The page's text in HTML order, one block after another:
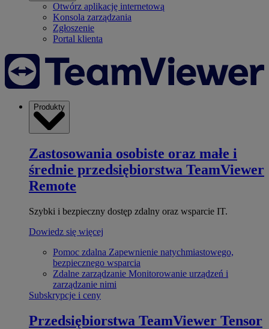
Otwórz aplikację internetową
Konsola zarządzania
Zgłoszenie
Portal klienta
Produkty
Zastosowania osobiste oraz małe i
średnie przedsiębiorstwa TeamViewer
Remote
Szybki i bezpieczny dostęp zdalny oraz wsparcie IT.
Dowiedz się więcej
Pomoc zdalna Zapewnienie natychmiastowego,
bezpiecznego wsparcia
Zdalne zarządzanie Monitorowanie urządzeń i
zarządzanie nimi
Subskrypcje i ceny
Przedsiębiorstwa TeamViewer Tensor